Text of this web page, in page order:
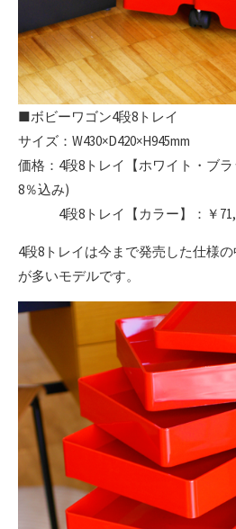
■ボビーワゴン4段8トレイ
サイズ：W430×D420×H945mm
価格：4段8トレイ【ホワイト・ブ
8％込み)
4段8トレイ【カラー】：￥
4段8トレイは今まで発売した仕様
が多いモデルです。